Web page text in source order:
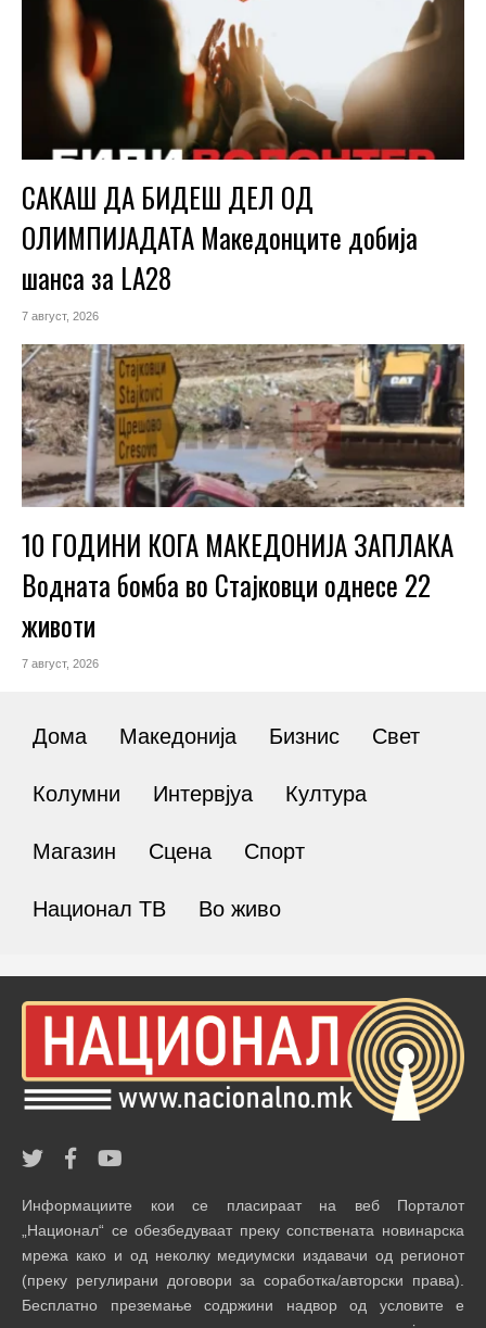
САКАШ ДА БИДЕШ ДЕЛ ОД
ОЛИМПИЈАДАТА Македонците добија
шанса за LA28
7 август, 2026
10 ГОДИНИ КОГА МАКЕДОНИЈА ЗАПЛАКА
Водната бомба во Стајковци однесе 22
животи
7 август, 2026
Дома Македонија Бизнис Свет
Колумни Интервјуа Култура
Магазин Сцена Спорт
Национал ТВ Во живо
Информациите кои се пласираат на веб Порталот
„Национал“ се обезбедуваат преку сопствената новинарска
мрежа како и од неколку медиумски издавачи од регионот
(преку регулирани договори за соработка/авторски права).
Бесплатно преземање содржини надвор од условите е